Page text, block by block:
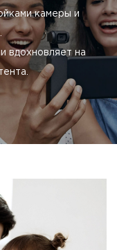
камеры и
вдохновляет на